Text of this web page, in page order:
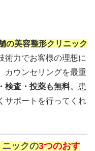
の美容整形クリニック
術力でお客様の理想に
カウンセリングを最重
検査・投薬も無料。患
サポートを行ってくれ
ックの3つのおす